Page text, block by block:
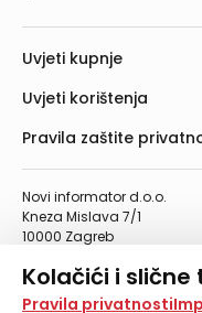
Kolačići i
Na našoj web stranici
Pravila privatnosti
Novi informator d.o.o.
Kneza Mislava 7/1
10000 Zagreb
Telefaks: 01/4612-553
info@informator.hr
Uvjeti kupnje
Uvjeti korištenja
Pravila zaštite